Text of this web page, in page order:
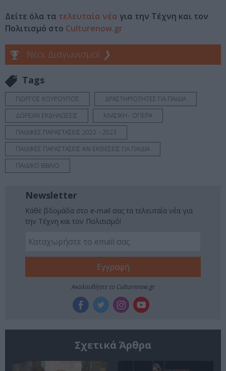
Δείτε όλα τα τελευταία νέα για την Τέχνη και τον
Πολιτισμό στο Culturenow.gr
Νέοι Διαγωνισμοί ❯
Tags
ΓΙΩΡΓΟΣ ΚΟΥΡΟΥΠΟΣ
ΔΡΑΣΤΗΡΙΟΤΗΤΕΣ ΓΙΑ ΠΑΙΔΙΑ
ΔΩΡΕΑΝ ΕΚΔΗΛΩΣΕΙΣ
ΚΛΑΣΙΚΗ - ΟΠΕΡΑ
ΠΑΙΔΙΚΕΣ ΠΑΡΑΣΤΑΣΕΙΣ 2022 – 2023
ΠΑΙΔΙΚΕΣ ΠΑΡΑΣΤΑΣΕΙΣ ΚΑΙ ΕΚΘΕΣΕΙΣ ΓΙΑ ΠΑΙΔΙΑ
ΠΑΙΔΙΚΟ ΒΙΒΛΙΟ
Newsletter
Κάθε βδομάδα στο e-mail σας τα τελευταία νέα για
την Τέχνη και τον Πολιτισμό!
Ακολουθήστε το Culturenow.gr
Σχετικά Άρθρα